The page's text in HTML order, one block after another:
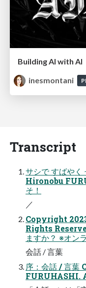
Building AI with AI
inesmontani
Transcript
サシで すばやく
Hironobu
そ！
／
Copyright
Rights
ますか？ ※オン
会話 / 言葉
序：会話 / 言
FURUHASHI.